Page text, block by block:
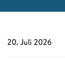
20. Juli 2026